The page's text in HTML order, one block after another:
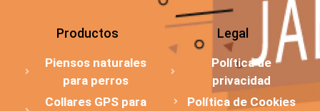
Productos
Piensos naturales
para perros
Collares GPS para
Legal
Política de
privacidad
Política de Cookies